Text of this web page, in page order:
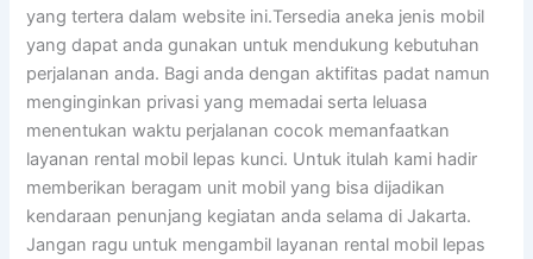
yang tertera dalam website ini.Tersedia aneka jenis mobil
yang dapat anda gunakan untuk mendukung kebutuhan
perjalanan anda. Bagi anda dengan aktifitas padat namun
menginginkan privasi yang memadai serta leluasa
menentukan waktu perjalanan cocok memanfaatkan
layanan rental mobil lepas kunci. Untuk itulah kami hadir
memberikan beragam unit mobil yang bisa dijadikan
kendaraan penunjang kegiatan anda selama di Jakarta.
Jangan ragu untuk mengambil layanan rental mobil lepas